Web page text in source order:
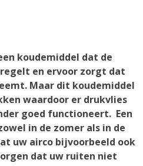
koudemiddel dat de
en ervoor zorgt dat
Maar dit koudemiddel
waardoor er drukvlies
goed functioneert. Een
in de zomer als in de
uw airco bijvoorbeeld ook
dat uw ruiten niet